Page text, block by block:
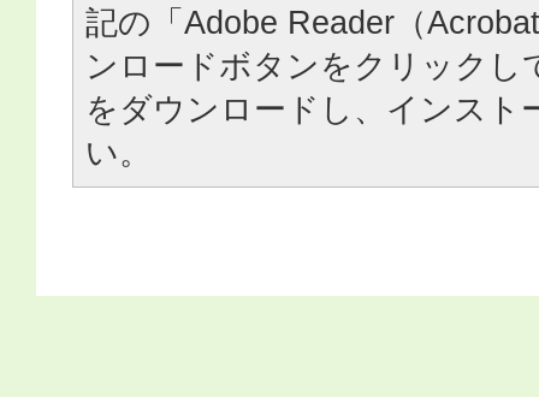
記の「Adobe Reader（
ンロードボタンをクリックし
をダウンロードし、インスト
い。